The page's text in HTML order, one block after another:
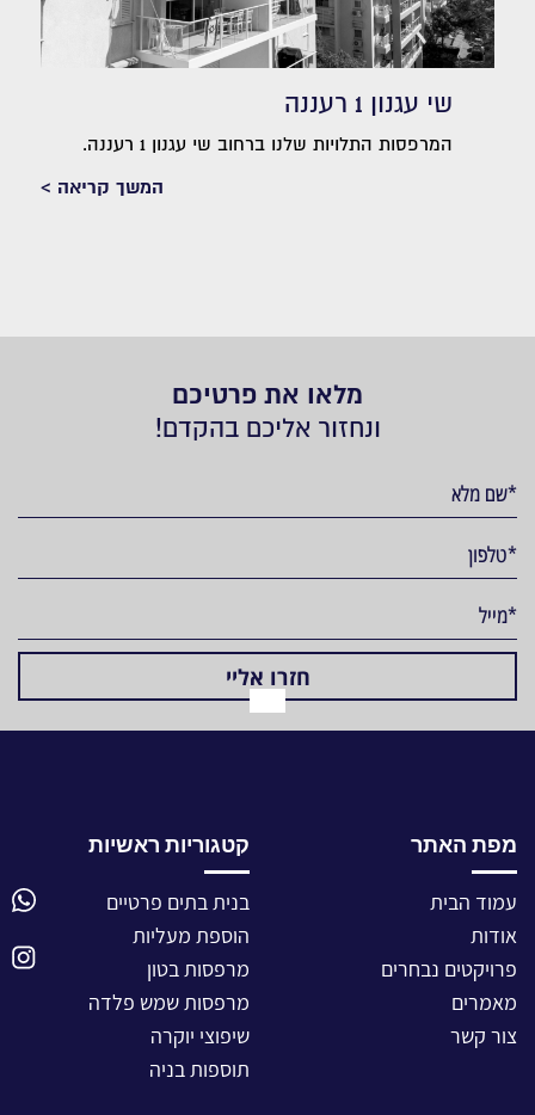
שי עגנון 1 רעננה
המרפסות התלויות שלנו ברחוב שי עגנון 1 רעננה.
המשך קריאה >
מלאו את פרטיכם
ונחזור אליכם בהקדם!
מפת האתר
עמוד הבית
אודות
פרויקטים נבחרים
מאמרים
צור קשר
קטגוריות ראשיות
בנית בתים פרטיים
הוספת מעליות
מרפסות בטון
מרפסות שמש פלדה
שיפוצי יוקרה
תוספות בניה